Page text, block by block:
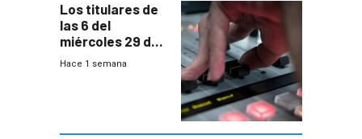
Los titulares de
las 6 del
miércoles 29 de
julio de 2026
Hace 1 semana